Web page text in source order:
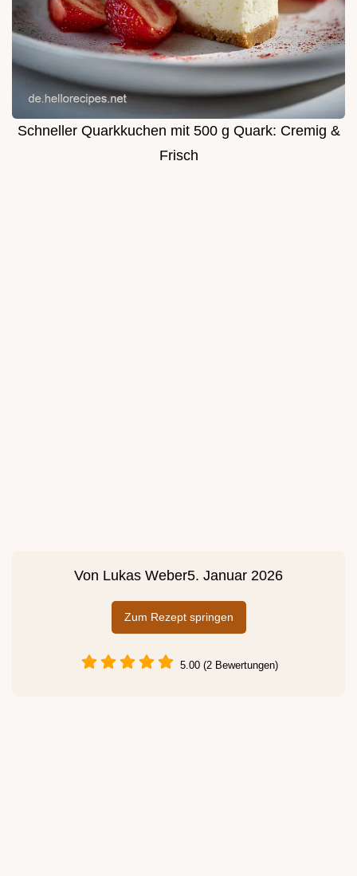
Schneller Quarkkuchen mit 500 g Quark: Cremig &
Frisch
Von Lukas Weber5. Januar 2026
Zum Rezept springen
5.00 (2 Bewertungen)